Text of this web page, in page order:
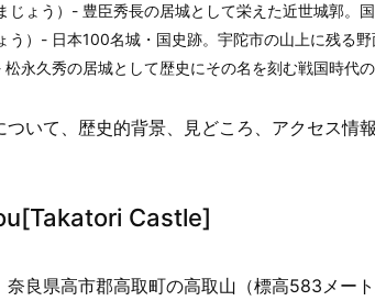
じょう）- 豊臣秀長の居城として栄えた近世城郭。
う）- 日本100名城・国史跡。宇陀市の山上に残る野
松永久秀の居城として歴史にその名を刻む戦国時代の
いて、歴史的背景、見どころ、アクセス情
Castle]
良県高市郡高取町の高取山（標高583メー